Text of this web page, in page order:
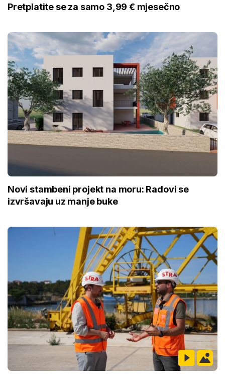
Pretplatite se za samo 3,99 € mjesečno
Novi stambeni projekt na moru: Radovi se
izvršavaju uz manje buke